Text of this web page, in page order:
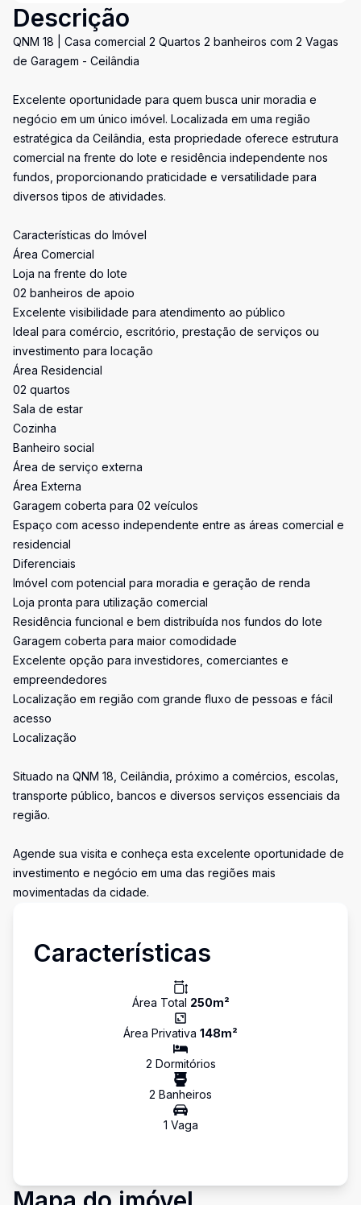
Descrição
QNM 18 | Casa comercial 2 Quartos 2 banheiros com 2 Vagas
de Garagem - Ceilândia
Excelente oportunidade para quem busca unir moradia e
negócio em um único imóvel. Localizada em uma região
estratégica da Ceilândia, esta propriedade oferece estrutura
comercial na frente do lote e residência independente nos
fundos, proporcionando praticidade e versatilidade para
diversos tipos de atividades.
Características do Imóvel
Área Comercial
Loja na frente do lote
02 banheiros de apoio
Excelente visibilidade para atendimento ao público
Ideal para comércio, escritório, prestação de serviços ou
investimento para locação
Área Residencial
02 quartos
Sala de estar
Cozinha
Banheiro social
Área de serviço externa
Área Externa
Garagem coberta para 02 veículos
Espaço com acesso independente entre as áreas comercial e
residencial
Diferenciais
Imóvel com potencial para moradia e geração de renda
Loja pronta para utilização comercial
Residência funcional e bem distribuída nos fundos do lote
Garagem coberta para maior comodidade
Excelente opção para investidores, comerciantes e
empreendedores
Localização em região com grande fluxo de pessoas e fácil
acesso
Localização
Situado na QNM 18, Ceilândia, próximo a comércios, escolas,
transporte público, bancos e diversos serviços essenciais da
região.
Agende sua visita e conheça esta excelente oportunidade de
investimento e negócio em uma das regiões mais
movimentadas da cidade.
Características
Área Total 250m²
Área Privativa 148m²
2 Dormitórios
2 Banheiros
1 Vaga